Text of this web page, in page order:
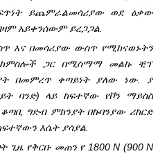
ይጨምራልመሳሪያው ወደ ዕቃው
አይቀንሰውም ይረጋጋል.
እና በመሳሪያው ውስጥ የሚከናወኑትን
ከምስሎች ጋር በሚስማማ መልኩ ቺፕ
በመምረጥ ቀጣይነት ያለው ነው. ያ
ባንድ) ላይ ከፍተኛው የቮን ማይስስ
ግድብ ምክንያት በኩባንያው ሪከርድ
እሴት ያሳያል.
የቅርቡ መጠን የ 1800 N (900 N